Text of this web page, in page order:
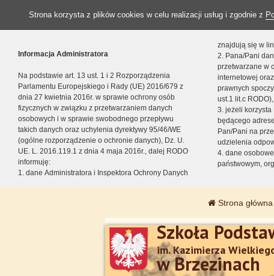
Strona korzysta z plików cookies w celu realizacji usług i zgodnie z
Informacja Administratora
Na podstawie art. 13 ust. 1 i 2 Rozporządzenia
Parlamentu Europejskiego i Rady (UE) 2016/679 z
dnia 27 kwietnia 2016r. w sprawie ochrony osób
fizycznych w związku z przetwarzaniem danych
osobowych i w sprawie swobodnego przepływu
takich danych oraz uchylenia dyrektywy 95/46/WE
(ogólne rozporządzenie o ochronie danych), Dz. U.
UE. L. 2016.119.1 z dnia 4 maja 2016r., dalej RODO
informuję:
1. dane Administratora i Inspektora Ochrony Danych
znajdują się w
2. Pana/Pani
przetwarzane w
internetowej
prawnych
ust.1 lit.c RODO),
3. jeżeli
będącego
Pan/Pani na
udzielenia
4. dane
państwowym,
Strona główna
Szkoła
im. Kazimierza
w Brzezinach